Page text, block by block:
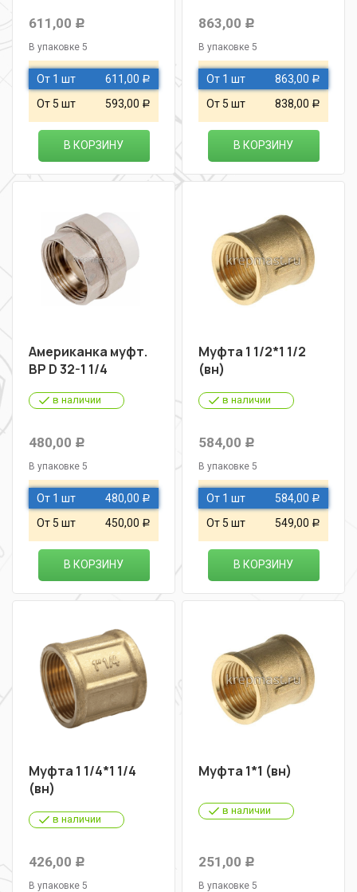
611,00 Р
В упаковке 5
От 1 шт 611,00 Р
От 5 шт 593,00 Р
В КОРЗИНУ
863,00 Р
В упаковке 5
От 1 шт 863,00 Р
От 5 шт 838,00 Р
В КОРЗИНУ
Американка муфт.
ВР D 32-1 1/4
в наличии
480,00 Р
В упаковке 5
От 1 шт 480,00 Р
От 5 шт 450,00 Р
В КОРЗИНУ
Муфта 1 1/2*1 1/2
(вн)
в наличии
584,00 Р
В упаковке 5
От 1 шт 584,00 Р
От 5 шт 549,00 Р
В КОРЗИНУ
Муфта 1 1/4*1 1/4
(вн)
в наличии
426,00 Р
В упаковке 5
Муфта 1*1 (вн)
в наличии
251,00 Р
В упаковке 5